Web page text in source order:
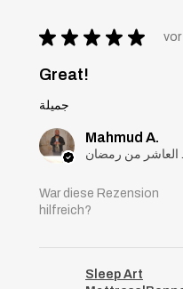
★ ★ ★ ★ ★
Great!
جميلة
Mahmud A.
War diese Rezension
hilfreich?
Sleep Art